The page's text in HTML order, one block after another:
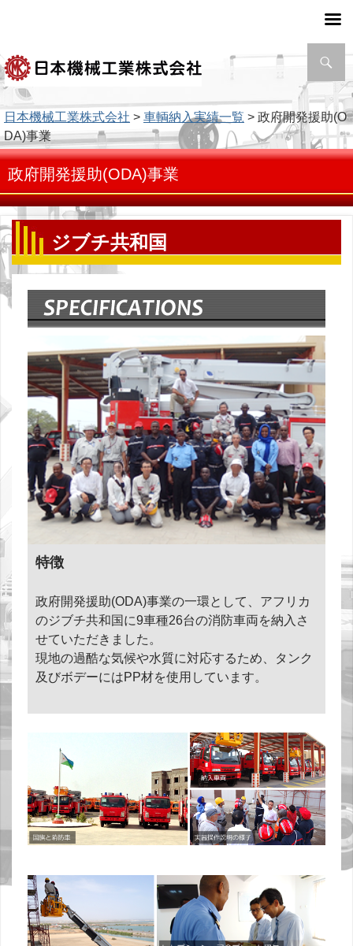
索
日本機械工業株式会社 > 車輌納入実績一覧 > 政府開発援助(O
DA)事業
政府開発援助(ODA)事業
ジブチ共和国
特徴
政府開発援助(ODA)事業の一環として、アフリカ
のジブチ共和国に9車種26台の消防車両を納入さ
せていただきました。
現地の過酷な気候や水質に対応するため、タンク
及びボデーにはPP材を使用しています。